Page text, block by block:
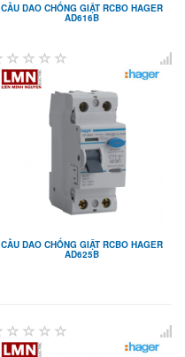
CẦU DAO CHỐNG GIẬT RCBO HAGER
AD616B
CẦU DAO CHỐNG GIẬT RCBO HAGER
AD625B